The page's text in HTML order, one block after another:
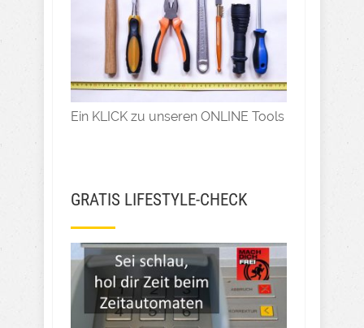
Ein KLICK zu unseren ONLINE Tools
GRATIS LIFESTYLE-CHECK